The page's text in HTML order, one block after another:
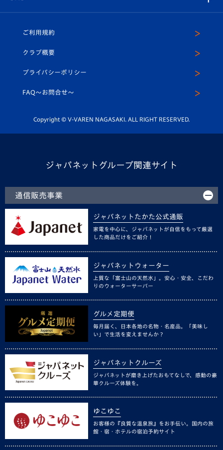
ホームタウン
平和祈念活動
ホームタウン活動
U-18
スクール
ヴィヴィくんインスタグラム
公式LINE＠
ご利用規約
クラブ概要
プライバシーポリシー
FAQ〜お問合せ〜
Copyright © V-VAREN NAGASAKI. ALL RIGHT RESERVED.
ジャパネットグループ関連サイト
通信販売事業
ジャパネットたかた公式通販
家電を中心に、ジャパネットが自信をもって厳選
した商品だけをご紹介！
ジャパネットウォーター
上質な「富士山の天然水」。安心・安全、こだわ
りのウォーターサーバー
グルメ定期便
毎月届く、日本各地の名物・名産品。「美味し
い」で生活を変えませんか？
ジャパネットクルーズ
ジャパネットが磨き上げたおもてなしで、感動の豪
華クルーズ体験を。
ゆこゆこ
お客様の『良質な温泉旅』をお手伝い。国内の旅
館・宿・ホテルの宿泊予約サイト